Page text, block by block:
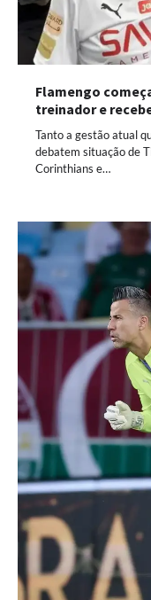
Flamengo
treinador e
Tanto a gestão atual
debatem situação de
Corinthians e…